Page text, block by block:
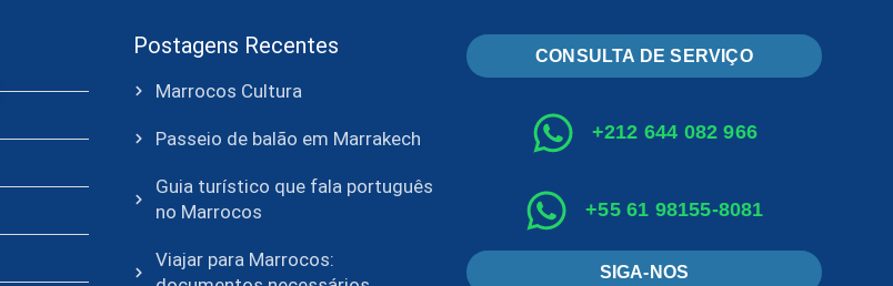
Postagens Recentes
Marrocos Cultura
Passeio de balão em Marrakech
Guia turístico que fala português
no Marrocos
Viajar para Marrocos:
CONSULTA DE SERVIÇO
+212 644 082 966
+55 61 98155-8081
SIGA-NOS